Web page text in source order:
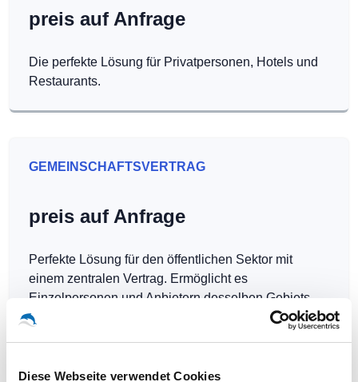
Diese Webseite verwendet Cookies
preis auf Anfrage
Die perfekte Lösung für Privatpersonen, Hotels und
Restaurants.
GEMEINSCHAFTSVERTRAG
preis auf Anfrage
Perfekte Lösung für den öffentlichen Sektor mit
einem zentralen Vertrag. Ermöglicht es
Einzelpersonen und Anbietern desselben Gebiets,
Hotspots kostenlos zu betreiben.